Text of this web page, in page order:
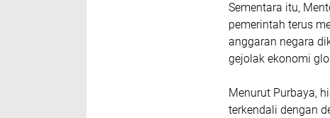
Sementara itu,
pemerintah terus
anggaran negara
gejolak ekonomi
Menurut Purbaya,
terkendali dengan